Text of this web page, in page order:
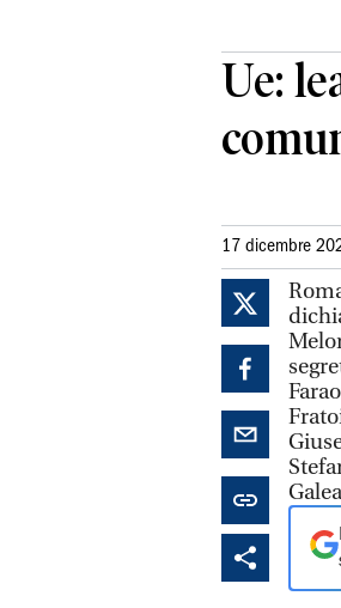
Ue:
17 dicembre